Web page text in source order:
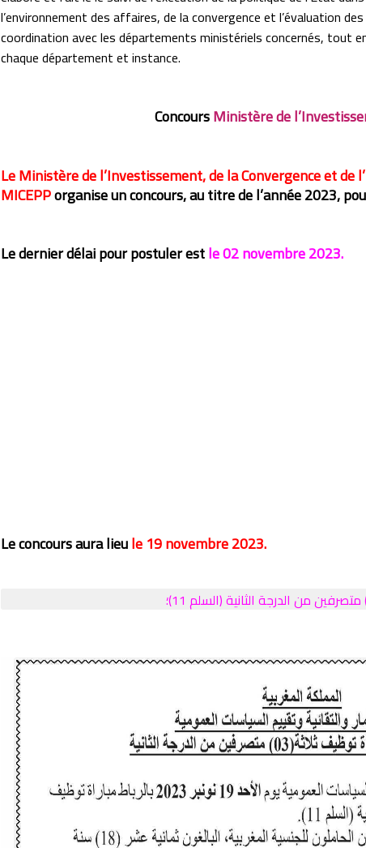
l’environnement des affaires, de la convergence et l’évaluation
coordination avec les départements ministériels concernés, tout
chaque département et instance.
ConcoursMinistère de
Le Ministère de l’Investissement, de la Convergence et de
MICEPPorganise un concours, au titre de l’année 2023,
Le dernier délai pour postuler estle 02 novembre 2023.
Le concours aura lieule 19 novembre 2023.